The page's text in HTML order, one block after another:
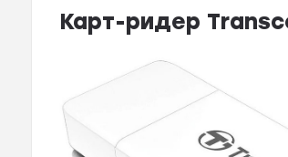
Карт-ридер